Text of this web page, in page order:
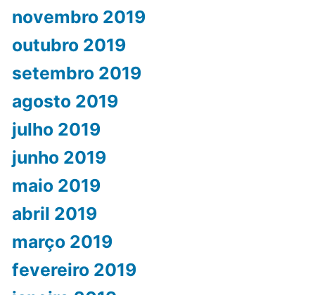
novembro 2019
outubro 2019
setembro 2019
agosto 2019
julho 2019
junho 2019
maio 2019
abril 2019
março 2019
fevereiro 2019